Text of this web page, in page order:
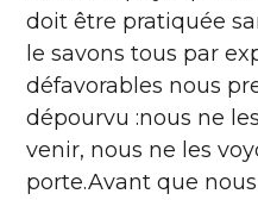
doit être pratiquée
le savons tous par
défavorables nous
dépourvu :nous ne
venir, nous ne les
porte.Avant que